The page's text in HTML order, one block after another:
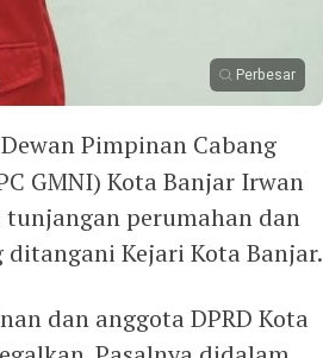
Perbesar
Pimpinan Cabang
GMNI) Kota Banjar Irwan
perumahan dan
ditangani Kejari Kota Banjar.
dan anggota DPRD Kota